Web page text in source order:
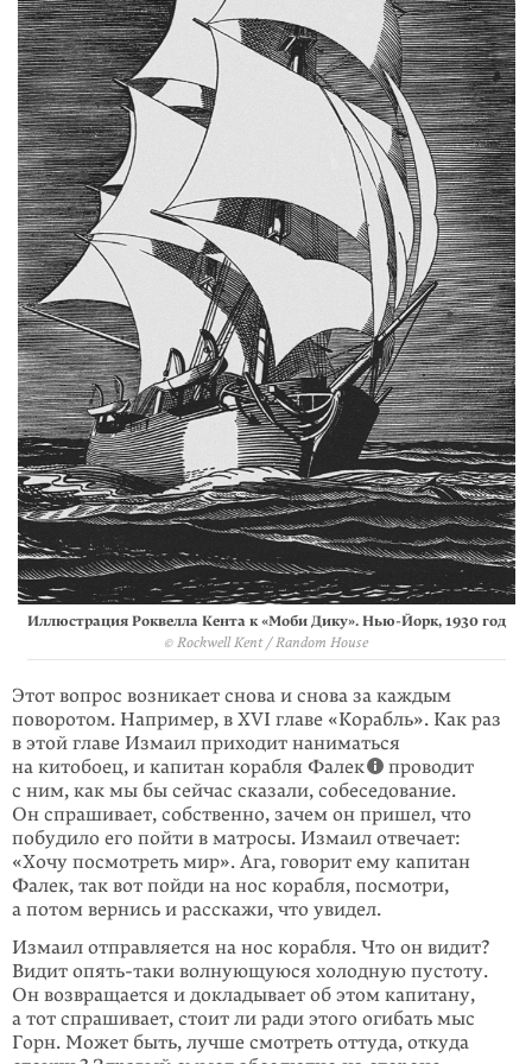
Иллюстрация Роквелла Кента к «Моби Дику». Нью-Йорк, 1930 год
© Rockwell Kent / Random House
Этот вопрос возникает снова и снова за каждым
поворотом. Например, в XVI главе «Корабль». Как раз
в этой главе Измаил приходит наниматься
на китобоец, и капитан корабля Фалек
проводит
с ним, как мы бы сейчас сказали, собеседование.
Он спрашивает, собственно, зачем он пришел, что
побу­дило его пойти в матросы. Измаил отвечает:
«Хочу посмотреть мир». Ага, говорит ему капитан
Фалек, так вот пойди на нос корабля, посмотри,
а потом вернись и расскажи, что увидел.
Измаил отправляется на нос корабля. Что он видит?
Видит опять-таки волнующуюся холодную пустоту.
Он возвращается и докладывает об этом капитану,
а тот спрашивает, стоит ли ради этого огибать мыс
Горн. Может быть, лучше смотреть оттуда, откуда